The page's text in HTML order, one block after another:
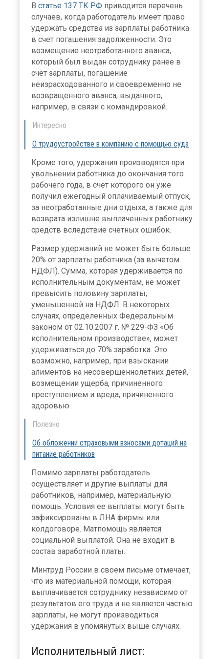
В статье 137 ТК РФ приводится перечень
случаев, когда работодатель имеет право
удержать средства из зарплаты работника
в счет погашения задолженности. Это
возмещение неотработанного аванса,
который был выдан сотруднику ранее в
счет зарплаты, погашение
неизрасходованного и своевременно не
возвращенного аванса, выданного,
например, в связи с командировкой.
Интересно
О трудоустройстве в компанию с помощью суда
Кроме того, удержания производятся при
увольнении работника до окончания того
рабочего года, в счет которого он уже
получил ежегодный оплачиваемый отпуск,
за неотработанные дни отдыха, а также для
возврата излишне выплаченных работнику
средств вследствие счетных ошибок.
Размер удержаний не может быть больше
20% от зарплаты работника (за вычетом
НДФЛ). Сумма, которая удерживается по
исполнительным документам, не может
превысить половину зарплаты,
уменьшенной на НДФЛ. В некоторых
случаях, определенных Федеральным
законом от 02.10.2007 г. № 229-ФЗ «Об
исполнительном производстве», может
удерживаться до 70% заработка. Это
возможно, например, при взыскании
алиментов на несовершеннолетних детей,
возмещении ущерба, причиненного
преступлением и вреда, причиненного
здоровью.
Полезно
Об обложении страховыми взносами дотаций на
питание работников
Помимо зарплаты работодатель
осуществляет и другие выплаты для
работников, например, материальную
помощь. Условия ее выплаты могут быть
зафиксированы в ЛНА фирмы или
колдоговоре. Матпомощь является
социальной выплатой. Она не входит в
состав заработной платы.
Минтруд России в своем письме отмечает,
что из материальной помощи, которая
выплачивается сотруднику независимо от
результатов его труда и не является частью
зарплаты, не могут производиться
удержания в упомянутых выше случаях.
Исполнительный лист: